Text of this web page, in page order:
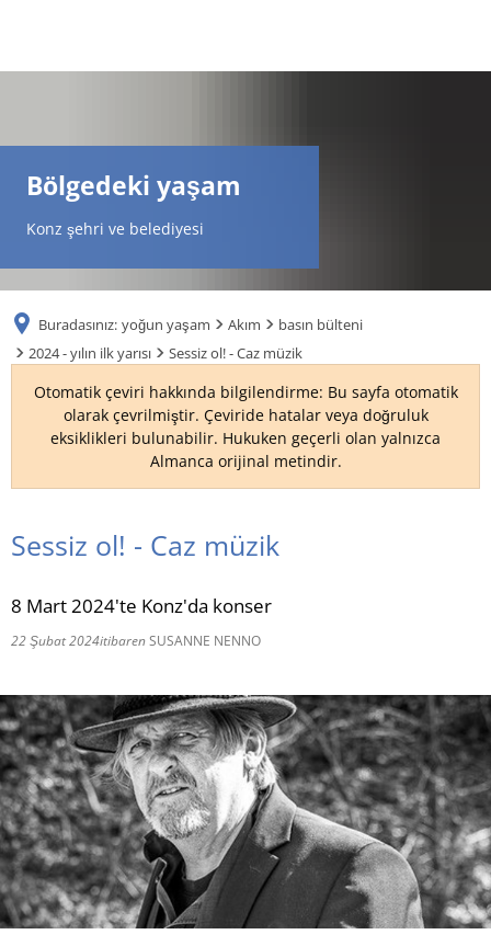
TR
Bölgedeki yaşam
Konz şehri ve belediyesi
Buradasınız: yoğun yaşam Akım
basın bülteni
2024 - yılın ilk yarısı
Sessiz ol! - Caz müzik
Otomatik çeviri hakkında bilgilendirme: Bu sayfa otomatik
olarak çevrilmiştir. Çeviride hatalar veya doğruluk
eksiklikleri bulunabilir. Hukuken geçerli olan yalnızca
Almanca orijinal metindir.
Sessiz ol! - Caz müzik
8 Mart 2024'te Konz'da konser
22 Şubat 2024itibarenSUSANNE NENNO